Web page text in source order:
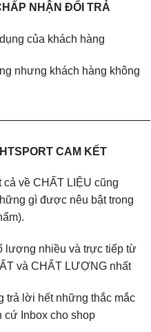
NHẬN ĐỔI TRẢ
của khách hàng
nhưng khách hàng không
CAM KẾT
về CHẤT LIỆU cũng
gì được nêu bật trong
lượng nhiều và trực tiếp từ
và CHẤT LƯỢNG nhất
trả lời hết những thắc mắc
cứ Inbox cho shop